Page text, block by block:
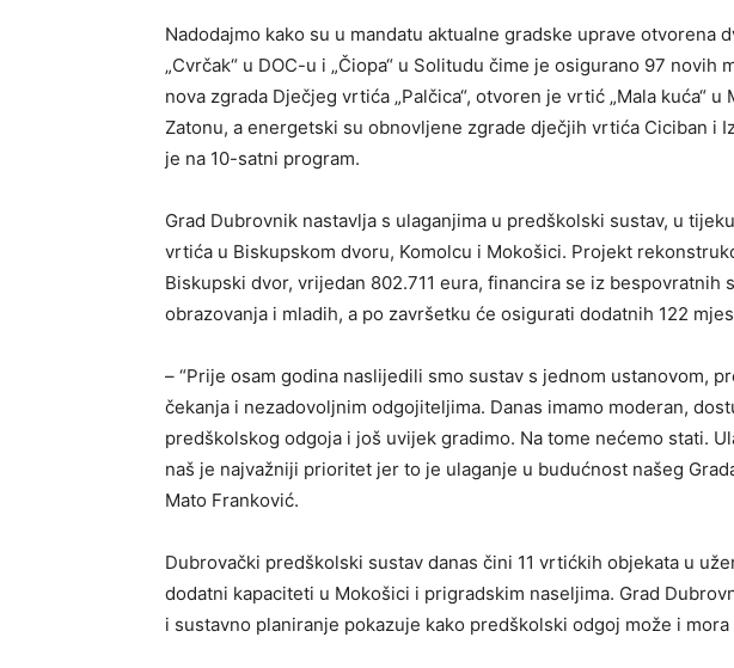
Nadodajmo kako su u mandatu aktualne gradske uprave otvorena
„Cvrčak“ u DOC-u i „Čiopa“ u Solitudu čime je osigurano 97 novih
nova zgrada Dječjeg vrtića „Palčica“, otvoren je vrtić „Mala kuća“
Zatonu, a energetski su obnovljene zgrade dječjih vrtića Ciciban i
je na 10-satni program.
Grad Dubrovnik nastavlja s ulaganjima u predškolski sustav, u
vrtića u Biskupskom dvoru, Komolcu i Mokošici. Projekt
Biskupski dvor, vrijedan 802.711 eura, financira se iz bespovratnih
obrazovanja i mladih, a po završetku će osigurati dodatnih 122
– “Prije osam godina naslijedili smo sustav s jednom ustanovom,
čekanja i nezadovoljnim odgojiteljima. Danas imamo moderan,
predškolskog odgoja i još uvijek gradimo. Na tome nećemo stati.
naš je najvažniji prioritet jer to je ulaganje u budućnost našeg
Mato Franković.
Dubrovački predškolski sustav danas čini 11 vrtićkih objekata u
dodatni kapaciteti u Mokošici i prigradskim naseljima. Grad
i sustavno planiranje pokazuje kako predškolski odgoj može i